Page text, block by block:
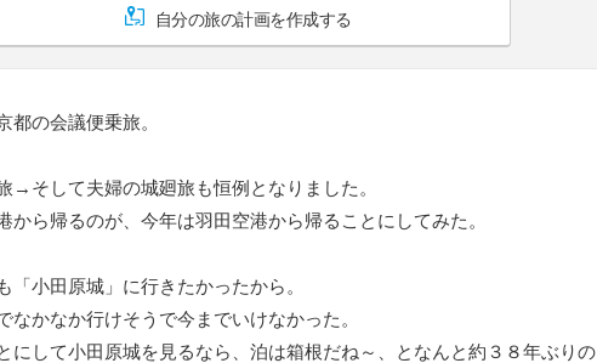
自分の旅の計画を作成する
都の会議便乗旅。
→そして夫婦の城廻旅も恒例となりました。
から帰るのが、今年は羽田空港から帰ることにしてみた。
「小田原城」に行きたかったから。
なかなか行けそうで今までいけなかった。
にして小田原城を見るなら、泊は箱根だね～、となんと約３８年ぶりの